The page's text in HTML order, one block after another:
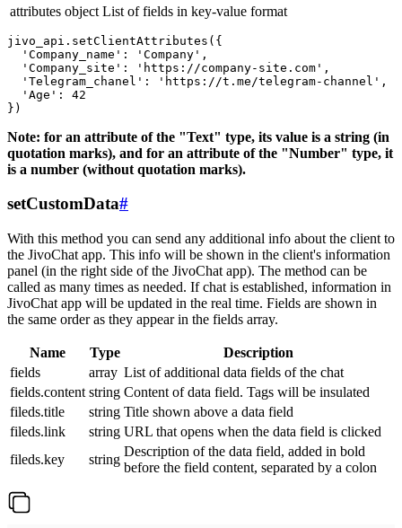
attributes object List of fields in key-value format
jivo_api.setClientAttributes({
  'Company_name': 'Company',
  'Company_site': 'https://company-site.com',
  'Telegram_chanel': 'https://t.me/telegram-channel',
  'Age': 42
Note: for an attribute of the "Text" type, its value is a string (in
quotation marks), and for an attribute of the "Number" type, it
is a number (without quotation marks).
setCustomData#
With this method you can send any additional info about the client to
the JivoChat app. This info will be shown in the client's information
panel (in the right side of the JivoChat app). The method can be
called as many times as needed. If chat is established, information in
JivoChat app will be updated in the real time. Fields are shown in
the same order as they appear in the fields array.
Name Type
Description
fields
array List of additional data fields of the chat
fields.content string Content of data field. Tags will be insulated
fileds.title
string Title shown above a data field
fileds.link
string URL that opens when the data field is clicked
fileds.key
string
Description of the data field, added in bold
before the field content, separated by a colon